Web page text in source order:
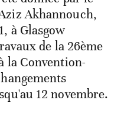
Akhannouch,
à Glasgow
de la 26ème
la Convention-
12 novembre.